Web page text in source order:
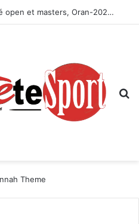
Championnat national d’été open et masters, Oran-2026 — Le CRB s’adjuge le titre